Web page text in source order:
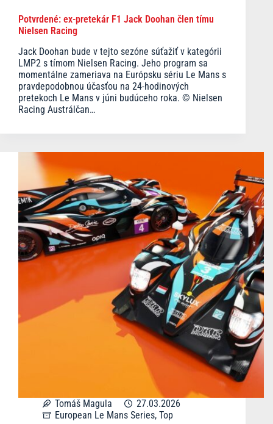
Potvrdené: ex-pretekár F1 Jack Doohan člen tímu
Nielsen Racing
Jack Doohan bude v tejto sezóne súťažiť v kategórii
LMP2 s tímom Nielsen Racing. Jeho program sa
momentálne zameriava na Európsku sériu Le Mans s
pravdepodobnou účasťou na 24-hodinových
pretekoch Le Mans v júni budúceho roka. © Nielsen
Racing Austrálčan…
Tomáš Magula
27.03.2026
European Le Mans Series, Top